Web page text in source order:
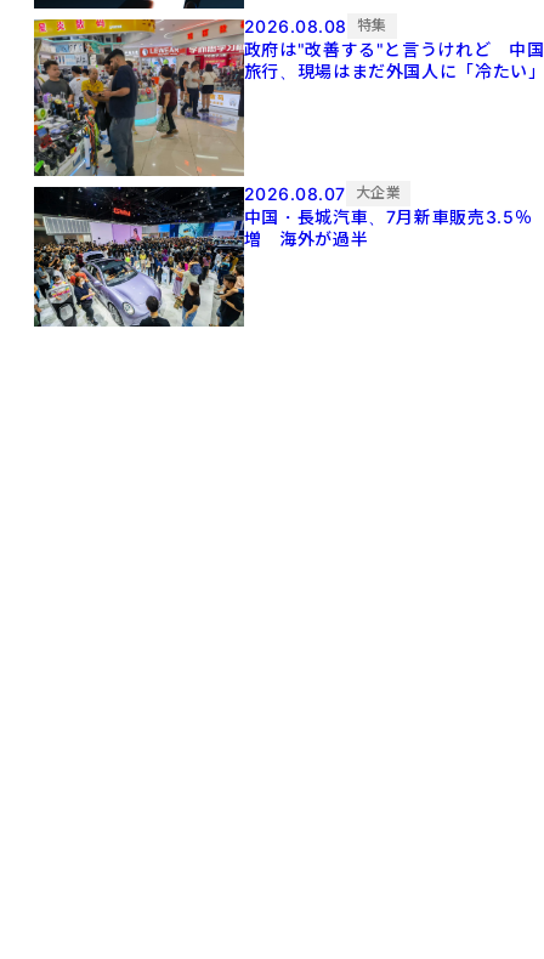
2026.08.08 特集
政府は"改善する"と言うけれど 中国
旅行、現場はまだ外国人に「冷たい
2026.08.07 大企業
中国・長城汽車、7月新車販売3.5％
増 海外が過半